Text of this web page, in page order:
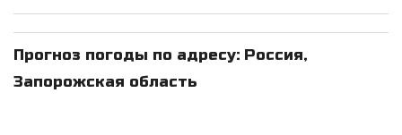
Прогноз погоды по адресу: Россия,
Запорожская область